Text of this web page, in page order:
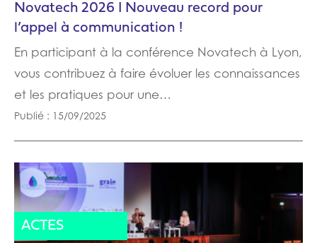
Novatech 2026 I Nouveau record pour
l’appel à communication !
En participant à la conférence Novatech à Lyon,
vous contribuez à faire évoluer les connaissances
et les pratiques pour une…
Publié : 15/09/2025
ACTES